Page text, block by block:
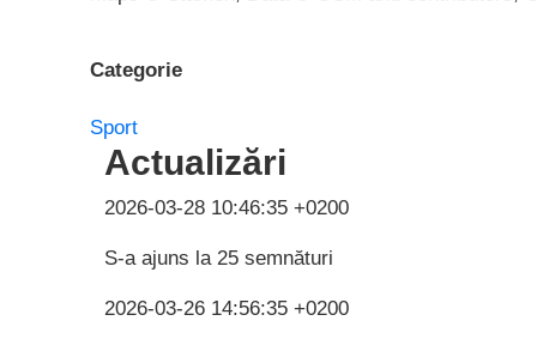
Categorie
Sport
Actualizări
2026-03-28 10:46:35 +0200
S-a ajuns la 25 semnături
2026-03-26 14:56:35 +0200